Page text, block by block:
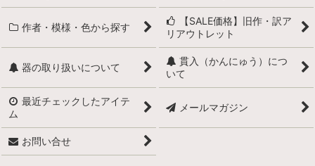
作者・模様・色から探す
【SALE価格】旧作・訳ア
リアウトレット
器の取り扱いについて
貫入（かんにゅう）につ
いて
最近チェックしたアイテ
ム
メールマガジン
お問い合せ